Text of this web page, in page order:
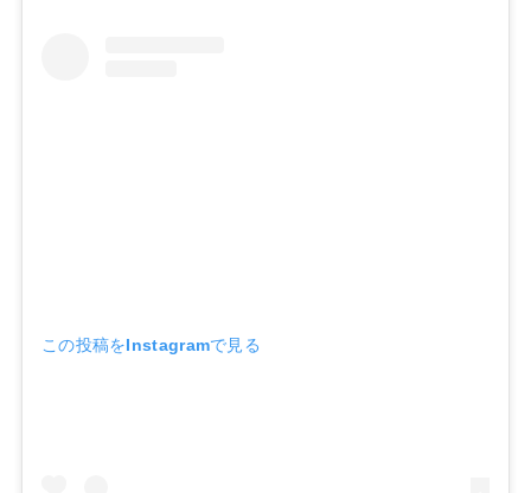
この投稿をInstagramで見る